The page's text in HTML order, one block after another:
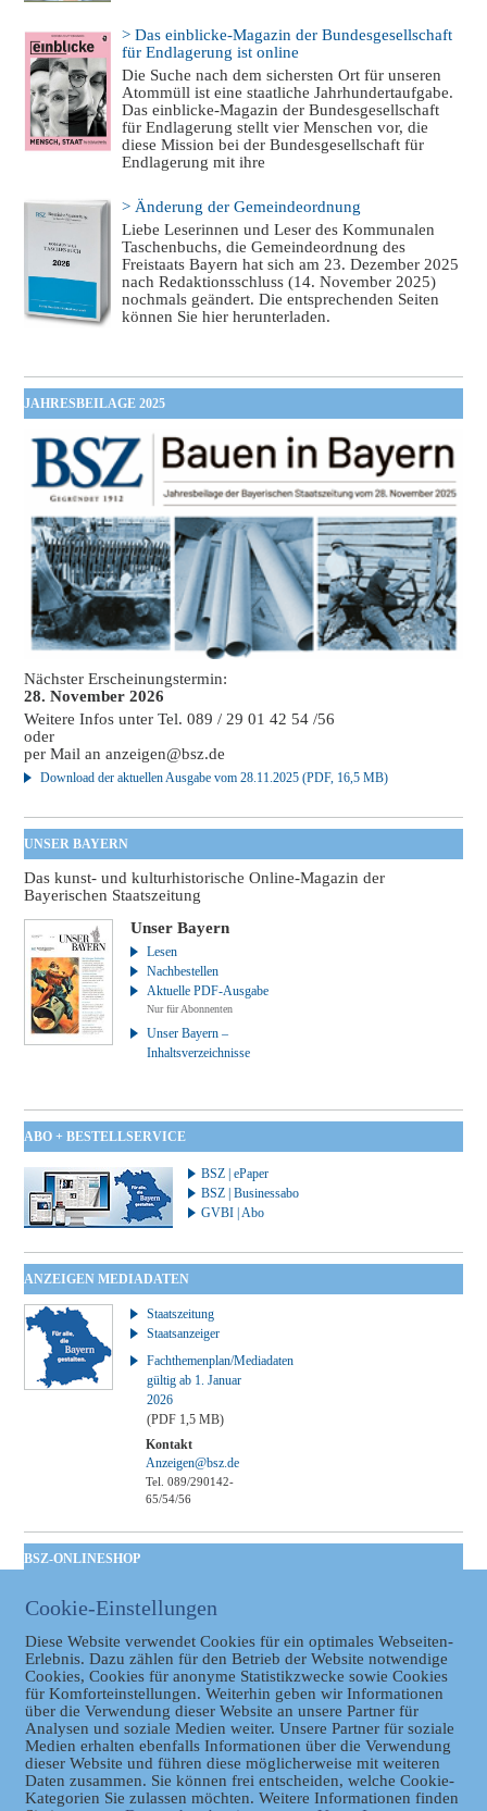
> Das einblicke-Magazin der Bundesgesellschaft
für Endlagerung ist online
Die Suche nach dem sichersten Ort für unseren
Atommüll ist eine staatliche Jahrhundertaufgabe.
Das einblicke-Magazin der Bundesgesellschaft
für Endlagerung stellt vier Menschen vor, die
diese Mission bei der Bundesgesellschaft für
Endlagerung mit ihre
> Änderung der Gemeindeordnung
Liebe Leserinnen und Leser des Kommunalen
Taschenbuchs, die Gemeindeordnung des
Freistaats Bayern hat sich am 23. Dezember 2025
nach Redaktionsschluss (14. November 2025)
nochmals geändert. Die entsprechenden Seiten
können Sie hier herunterladen.
JAHRESBEILAGE 2025
Nächster Erscheinungstermin:
28. November 2026
Weitere Infos unter Tel. 089 / 29 01 42 54 /56
oder
per Mail ananzeigen@bsz.de
Download der aktuellen Ausgabe vom 28.11.2025 (PDF, 16,5 MB)
UNSER BAYERN
Das kunst- und kulturhistorische Online-Magazin der
Bayerischen Staatszeitung
Unser Bayern
Lesen
Nachbestellen
Aktuelle PDF-Ausgabe
Nur für Abonnenten
Unser Bayern –
Inhaltsverzeichnisse
ABO + BESTELLSERVICE
BSZ | ePaper
BSZ | Businessabo
GVBI | Abo
ANZEIGEN MEDIADATEN
Staatszeitung
Staatsanzeiger
Fachthemenplan/Mediadaten
gültig ab 1. Januar
2026
(PDF 1,5 MB)
Kontakt
Anzeigen@bsz.de
Tel. 089/290142-
65/54/56
BSZ-ONLINESHOP
Taschenbuch
GVBl | Einbanddecke
Datenschutz
Cookie-Einstellungen
Diese Website verwendet Cookies für ein optimales Webseiten-
Erlebnis. Dazu zählen für den Betrieb der Website notwendige
Cookies, Cookies für anonyme Statistikzwecke sowie Cookies
für Komforteinstellungen. Weiterhin geben wir Informationen
über die Verwendung dieser Website an unsere Partner für
Analysen und soziale Medien weiter. Unsere Partner für soziale
Medien erhalten ebenfalls Informationen über die Verwendung
dieser Website und führen diese möglicherweise mit weiteren
Daten zusammen. Sie können frei entscheiden, welche Cookie-
Kategorien Sie zulassen möchten. Weitere Informationen finden